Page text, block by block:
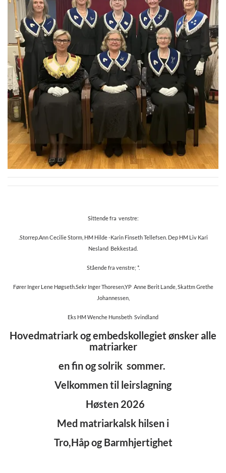
Sittende fra venstre:
.Storrep.Ann Cecilie Storm, HM Hilde -Karin Finseth Tellefsen. Dep HM Liv Kari
Nesland Bekkestad.
Stående fra venstre; *.
Fører Inger Lene Høgseth.Sekr Inger Thoresen,YP Anne Berit Lande, Skattm Grethe
Johannessen,
Eks HM Wenche Hunsbeth Svindland
Hovedmatriark og embedskollegiet ønsker alle
matriarker
en fin og solrik sommer.
Velkommen til leirslagning
Høsten 2026
Med matriarkalsk hilsen i
Tro,Håp og Barmhjertighet